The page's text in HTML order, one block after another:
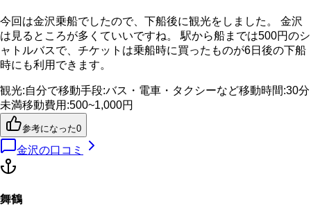
今回は金沢乗船でしたので、下船後に観光をしました。 金沢
は見るところが多くていいですね。 駅から船までは500円のシ
ャトルバスで、チケットは乗船時に買ったものが6日後の下船
時にも利用できます。
観光:自分で移動手段:バス・電車・タクシーなど移動時間:30分
未満移動費用 :500~1,000円
参考になった0
金沢の口コミ
舞鶴